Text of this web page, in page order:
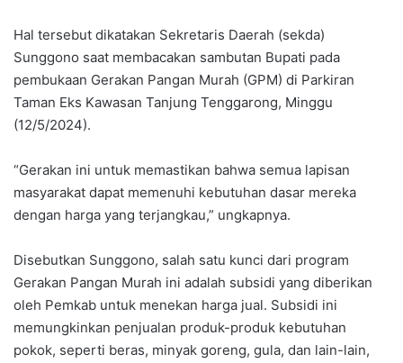
Hal tersebut dikatakan Sekretaris Daerah (sekda)
Sunggono saat membacakan sambutan Bupati pada
pembukaan Gerakan Pangan Murah (GPM) di Parkiran
Taman Eks Kawasan Tanjung Tenggarong, Minggu
(12/5/2024).
“Gerakan ini untuk memastikan bahwa semua lapisan
masyarakat dapat memenuhi kebutuhan dasar mereka
dengan harga yang terjangkau,” ungkapnya.
Disebutkan Sunggono, salah satu kunci dari program
Gerakan Pangan Murah ini adalah subsidi yang diberikan
oleh Pemkab untuk menekan harga jual. Subsidi ini
memungkinkan penjualan produk-produk kebutuhan
pokok, seperti beras, minyak goreng, gula, dan lain-lain,